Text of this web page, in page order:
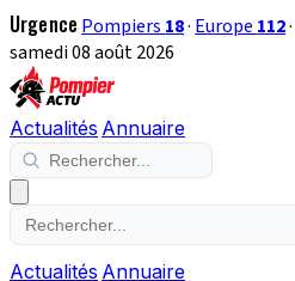
Urgence Pompiers 18· Europe 112·
samedi 08 août 2026
Actualités Annuaire
Actualités Annuaire